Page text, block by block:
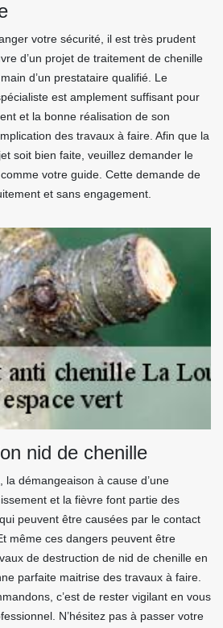
votre sécurité, il est très prudent
d’un projet de traitement de chenille
d’un prestataire qualifié. Le
est amplement suffisant pour
et la bonne réalisation de son
des travaux à faire. Afin que la
soit bien faite, veuillez demander le
votre guide. Cette demande de
et sans engagement.
nid de chenille
démangeaison à cause d’une
et la fièvre font partie des
peuvent être causées par le contact
même ces dangers peuvent être
de destruction de nid de chenille en
parfaite maitrise des travaux à faire.
c’est de rester vigilant en vous
N’hésitez pas à passer votre